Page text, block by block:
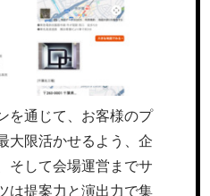
を通じて、お客様のプ
大限活かせるよう、企
そして会場運営までサ
は提案力と演出力で集